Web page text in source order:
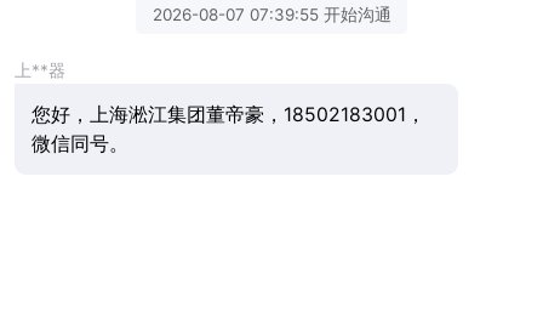
2026-08-07 07:39:55 开始沟通
上**器
您好，上海淞江集团董帝豪，18502183001，
微信同号。